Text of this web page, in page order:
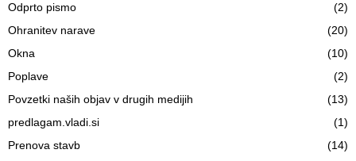
Odprto pismo
(2)
Ohranitev narave
(20)
Okna
(10)
Poplave
(2)
Povzetki naših objav v drugih medijih
(13)
predlagam.vladi.si
(1)
Prenova stavb
(14)